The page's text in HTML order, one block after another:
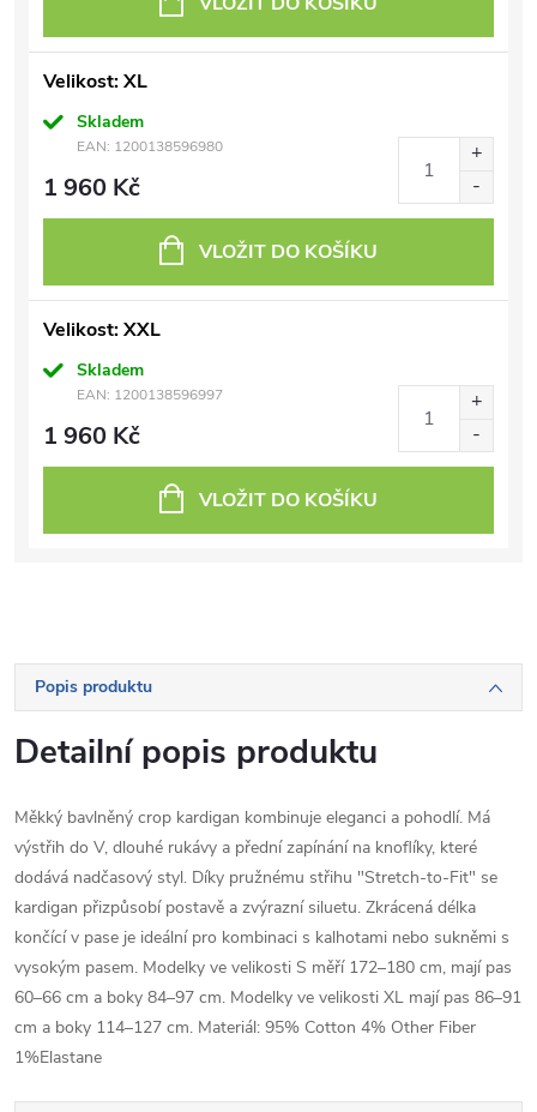
Velikost: XL
Skladem
EAN: 1200138596980
1 960 Kč
VLOŽIT DO KOŠÍKU
Velikost: XXL
Skladem
EAN: 1200138596997
1 960 Kč
VLOŽIT DO KOŠÍKU
Popis produktu
Detailní popis produktu
Měkký bavlněný crop kardigan kombinuje eleganci a pohodlí. Má
výstřih do V, dlouhé rukávy a přední zapínání na knoflíky, které
dodává nadčasový styl. Díky pružnému střihu "Stretch-to-Fit" se
kardigan přizpůsobí postavě a zvýrazní siluetu. Zkrácená délka
končící v pase je ideální pro kombinaci s kalhotami nebo sukněmi s
vysokým pasem. Modelky ve velikosti S měří 172–180 cm, mají pas
60–66 cm a boky 84–97 cm. Modelky ve velikosti XL mají pas 86–91
cm a boky 114–127 cm. Materiál: 95% Cotton 4% Other Fiber
1%Elastane